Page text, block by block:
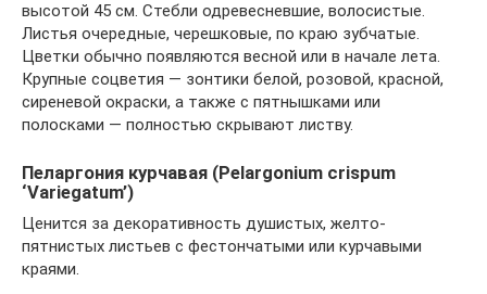
высотой 45 см. Стебли одревесневшие, волосистые.
Листья очередные, черешковые, по краю зубчатые.
Цветки обычно появляются весной или в начале лета.
Крупные соцветия — зонтики белой, розовой, красной,
сиреневой окраски, а также с пятнышками или
полосками — полностью скрывают листву.
Пеларгония курчавая (Pelargonium crispum
‘Variegatum’)
Ценится за декоративность душистых, желто-
пятнистых листьев с фестончатыми или курчавыми
краями.